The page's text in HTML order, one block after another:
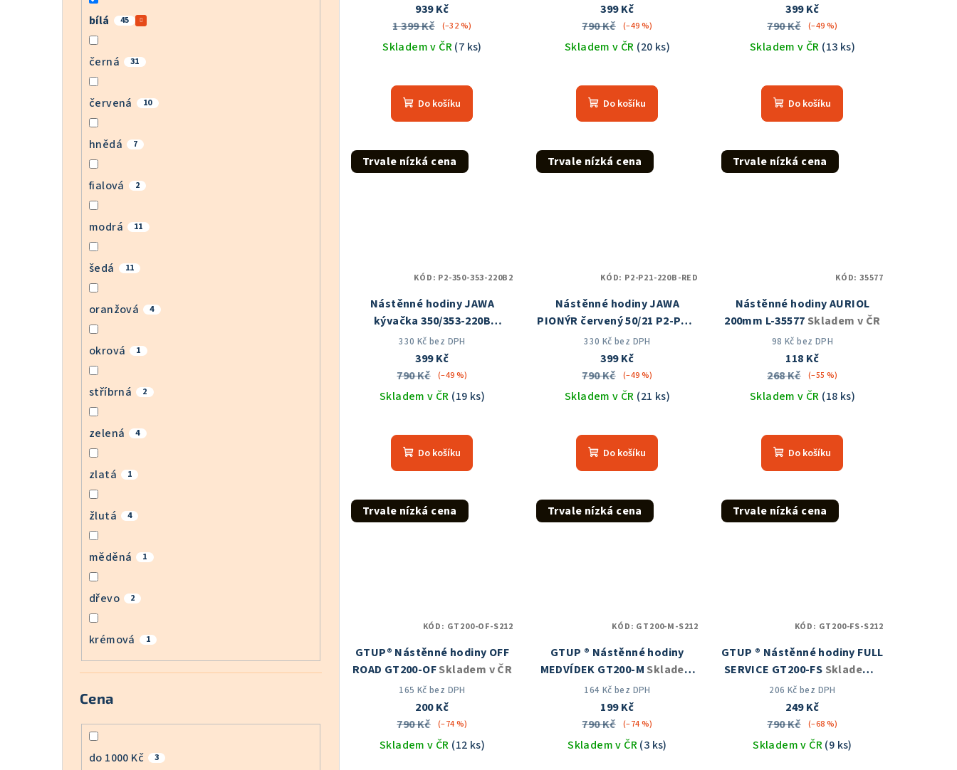
bílá 45
černá 31
červená 10
hnědá 7
fialová 2
modrá 11
šedá 11
oranžová 4
okrová 1
stříbrná 2
zelená 4
zlatá 1
žlutá 4
měděná 1
dřevo 2
krémová 1
Cena
do 1000 Kč 3
939 Kč
1 399 Kč
(–32 %)
Skladem v ČR(7 ks)
hodnocení
produktu
je
z
5
Do košíku
399 Kč
790 Kč
(–49 %)
Skladem v ČR (20 ks)
hodnocení
produktu
je
z
5
Do košíku
399 Kč
790 Kč
(–49 %)
Skladem v ČR (13 ks)
Do košíku
Trvale nízká cena
Nástěnné hodiny JAWA
kývačka 350/353-220B
Skladem v ČR
330 Kč bez DPH
399 Kč
790 Kč
(–49 %)
Skladem v ČR (19 ks)
hodnocení
produktu
je
z
5
Do košíku
KÓD: P2-350-353-220B2
Trvale nízká cena
Nástěnné hodiny JAWA
PIONÝR červený 50/21 P2-P21-
220BSkladem v ČR
330 Kč bez DPH
399 Kč
790 Kč
(–49 %)
Skladem v ČR (21 ks)
Do košíku
KÓD: P2-P21-220B-RED
Trvale nízká cena
Nástěnné hodiny AURIOL
200mm L-35577 Skladem v ČR
98 Kč bez DPH
118 Kč
268 Kč
(–55 %)
Skladem v ČR (18 ks)
hodnocení
produktu
je
z
5
Do košíku
KÓD: 35577
Trvale nízká cena
GTUP® Nástěnné hodiny OFF
ROAD GT200-OFSkladem v ČR
165 Kč bez DPH
200 Kč
790 Kč
(–74 %)
Skladem v ČR (12 ks)
KÓD: GT200-OF-S212
Trvale nízká cena
GTUP ® Nástěnné hodiny
MEDVÍDEK GT200-M Skladem
v ČR
164 Kč bez DPH
199 Kč
790 Kč
(–74 %)
Skladem v ČR(3 ks)
KÓD: GT200-M-S212
Trvale nízká cena
GTUP ® Nástěnné hodiny FULL
SERVICE GT200-FS Skladem v
ČR
206 Kč bez DPH
249 Kč
790 Kč
(–68 %)
Skladem v ČR(9 ks)
KÓD: GT200-FS-S212